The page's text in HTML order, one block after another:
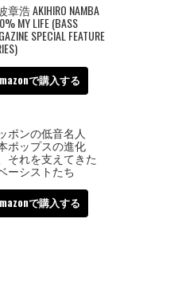
章浩 AKIHIRO NAMBA
MY LIFE (BASS
SPECIAL FEATURE
で購入する
ポンの低音名人
ポップスの進化
それを支えてきた
ーシストたち
で購入する